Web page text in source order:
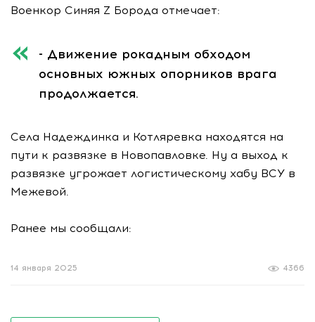
Военкор Синяя Z Борода отмечает:
- Движение рокадным обходом
основных южных опорников врага
продолжается.
Села Надеждинка и Котляревка находятся на
пути к развязке в Новопавловке. Ну а выход к
развязке угрожает логистическому хабу ВСУ в
Межевой.
Ранее мы сообщали:
4366
14 января 2025